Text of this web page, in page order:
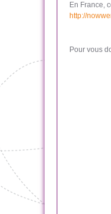
En France,
http://
Pour vous